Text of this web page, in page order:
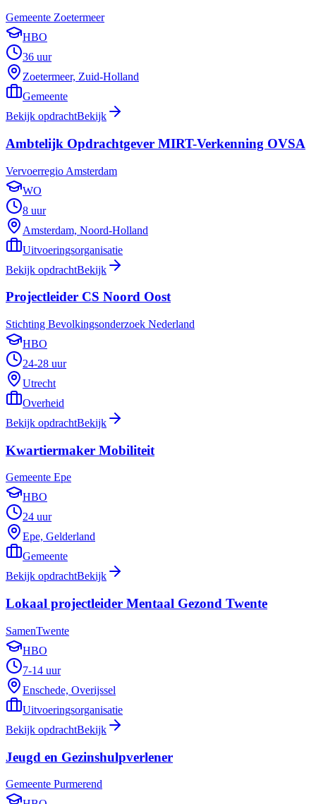
Gemeente Zoetermeer
HBO
36 uur
Zoetermeer, Zuid-Holland
Gemeente
Bekijk opdrachtBekijk
Ambtelijk Opdrachtgever MIRT-Verkenning OVSA
Vervoerregio Amsterdam
WO
8 uur
Amsterdam, Noord-Holland
Uitvoeringsorganisatie
Bekijk opdrachtBekijk
Projectleider CS Noord Oost
Stichting Bevolkingsonderzoek Nederland
HBO
24-28 uur
Utrecht
Overheid
Bekijk opdrachtBekijk
Kwartiermaker Mobiliteit
Gemeente Epe
HBO
24 uur
Epe, Gelderland
Gemeente
Bekijk opdrachtBekijk
Lokaal projectleider Mentaal Gezond Twente
SamenTwente
HBO
7-14 uur
Enschede, Overijssel
Uitvoeringsorganisatie
Bekijk opdrachtBekijk
Jeugd en Gezinshulpverlener
Gemeente Purmerend